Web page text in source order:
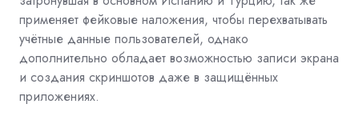
применяет фейковые наложения, чтобы перехватывать
учётные данные пользователей, однако
дополнительно обладает возможностью записи экрана
и создания скриншотов даже в защищённых
приложениях.